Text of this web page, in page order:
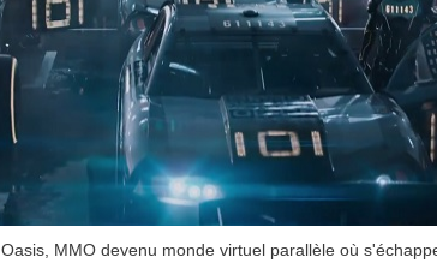
Oasis, MMO devenu monde virtuel parallèle où